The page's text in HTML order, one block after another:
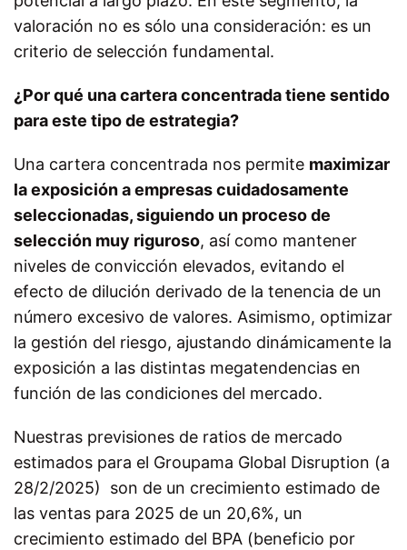
valoración no es sólo una consideración: es un
criterio de selección fundamental.
¿Por qué una cartera concentrada tiene sentido
para este tipo de estrategia?
Una cartera concentrada nos permite maximizar
la exposición a empresas cuidadosamente
seleccionadas, siguiendo un proceso de
selección muy riguroso, así como mantener
niveles de convicción elevados, evitando el
efecto de dilución derivado de la tenencia de un
número excesivo de valores. Asimismo, optimizar
la gestión del riesgo, ajustando dinámicamente la
exposición a las distintas megatendencias en
función de las condiciones del mercado.
Nuestras previsiones de ratios de mercado
estimados para el Groupama Global Disruption (a
28/2/2025) son de un crecimiento estimado de
las ventas para 2025 de un 20,6%, un
crecimiento estimado del BPA (beneficio por